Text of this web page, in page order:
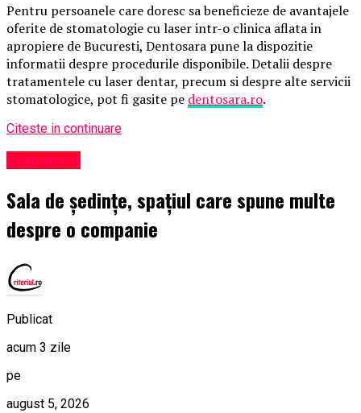
Pentru persoanele care doresc sa beneficieze de avantajele
oferite de stomatologie cu laser intr-o clinica aflata in
apropiere de Bucuresti, Dentosara pune la dispozitie
informatii despre procedurile disponibile. Detalii despre
tratamentele cu laser dentar, precum si despre alte servicii
stomatologice, pot fi gasite pe dentosara.ro.
Citeste in continuare
Eveniment
Sala de ședințe, spațiul care spune multe
despre o companie
Publicat
acum 3 zile
pe
august 5, 2026